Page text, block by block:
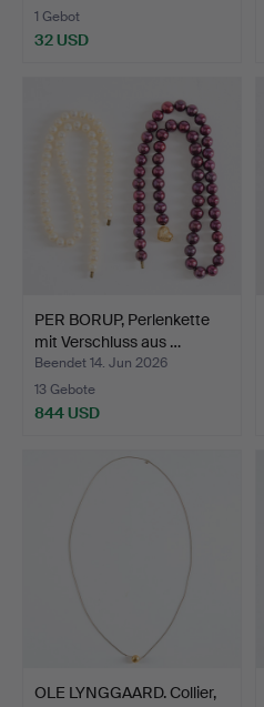
1 Gebot
32 USD
PER BORUP, Perlenkette
mit Verschluss aus …
Beendet 14. Jun 2026
13 Gebote
844 USD
OLE LYNGGAARD. Collier,